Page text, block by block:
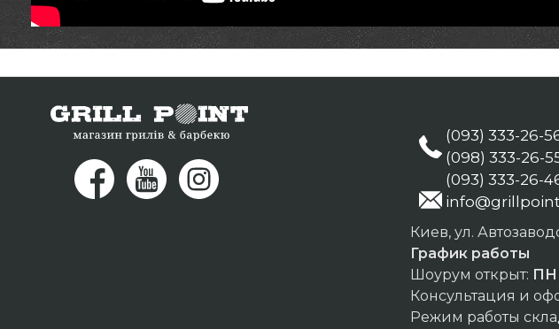
(093) 333-26-
(098) 333-26-
(093) 333-26-
Киев, ул.
График работы
Шоурум открыт: ПН
Консультация и
Режим работы